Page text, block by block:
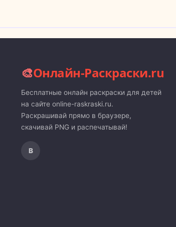
🎨Онлайн-Раскраски.ru
Бесплатные онлайн раскраски для детей
на сайте online-raskraski.ru.
Раскрашивай прямо в браузере,
скачивай PNG и распечатывай!
В